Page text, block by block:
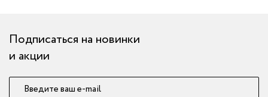
Подписаться на новинки
и акции
Введите ваш e-mail